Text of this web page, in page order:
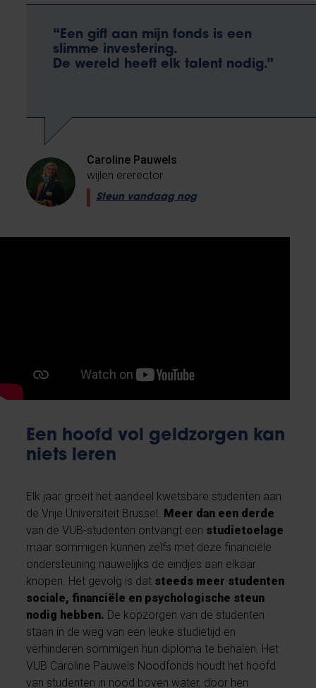
“Een gift aan mijn fonds is een
slimme investering.
De wereld heeft elk talent nodig.”
Caroline Pauwels
wijlen ererector
Steun vandaag nog
Een hoofd vol geldzorgen kan
niets leren
Elk jaar groeit het aandeel kwetsbare studenten aan
de Vrije Universiteit Brussel. Meer dan een derde
van de VUB-studenten ontvangt een studietoelage
maar sommigen kunnen zelfs met deze financiële
ondersteuning nauwelijks de eindjes aan elkaar
knopen. Het gevolg is dat steeds meer studenten
sociale, financiële en psychologische steun
nodig hebben. De kopzorgen van de studenten
staan in de weg van een leuke studietijd en
verhinderen sommigen hun diploma te behalen. Het
VUB Caroline Pauwels Noodfonds houdt het hoofd
van studenten in nood boven water, door hen